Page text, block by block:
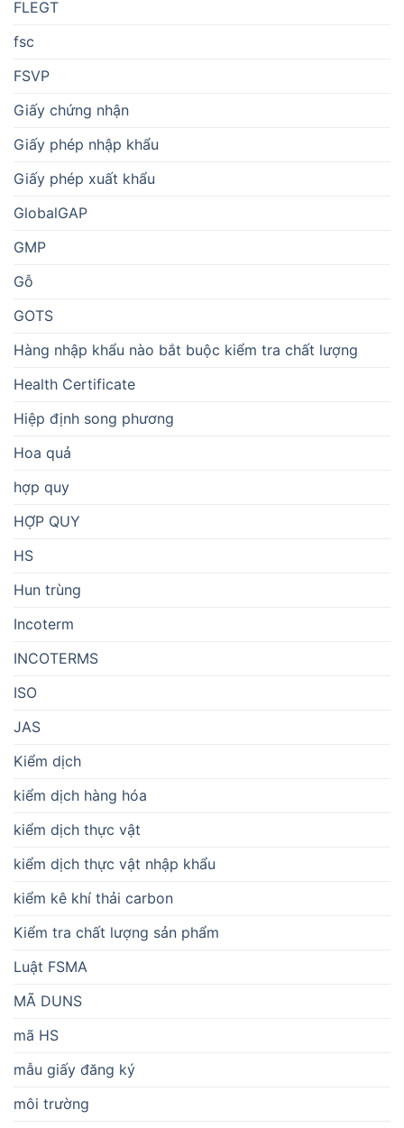
FLEGT
fsc
FSVP
Giấy chứng nhận
Giấy phép nhập khẩu
Giấy phép xuất khẩu
GlobalGAP
GMP
Gỗ
GOTS
Hàng nhập khẩu nào bắt buộc kiểm tra chất lượng
Health Certificate
Hiệp định song phương
Hoa quả
hợp quy
HỢP QUY
HS
Hun trùng
Incoterm
INCOTERMS
ISO
JAS
Kiểm dịch
kiểm dịch hàng hóa
kiểm dịch thực vật
kiểm dịch thực vật nhập khẩu
kiểm kê khí thải carbon
Kiểm tra chất lượng sản phẩm
Luật FSMA
MÃ DUNS
mã HS
mẫu giấy đăng ký
môi trường